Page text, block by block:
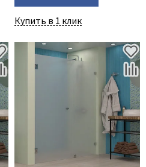
Купить в 1 клик